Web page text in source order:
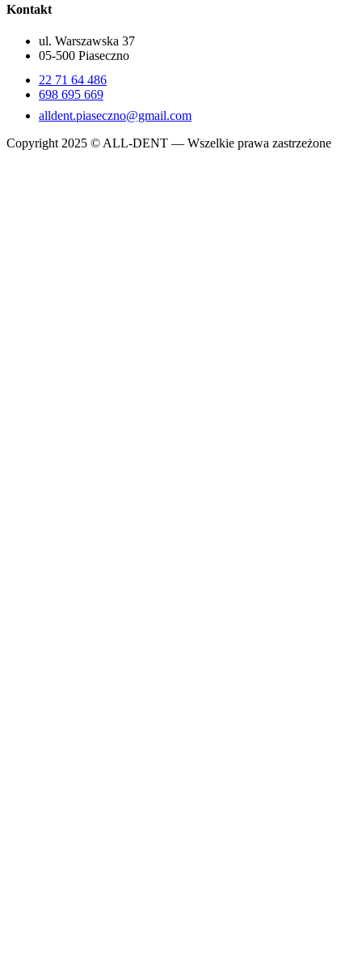
Kontakt
ul. Warszawska 37
05-500 Piaseczno
22 71 64 486
698 695 669
alldent.piaseczno@gmail.com
Copyright 2025 © ALL-DENT — Wszelkie prawa zastrzeżone